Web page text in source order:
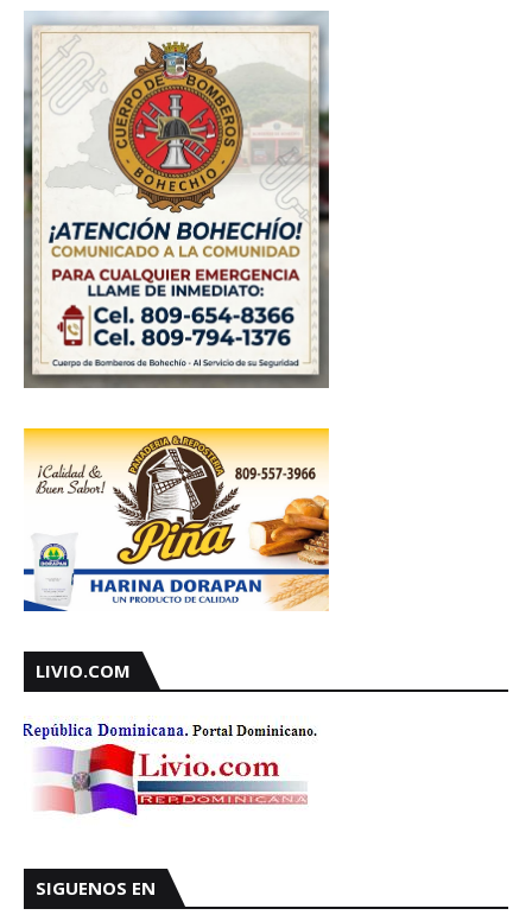
LIVIO.COM
SIGUENOS EN